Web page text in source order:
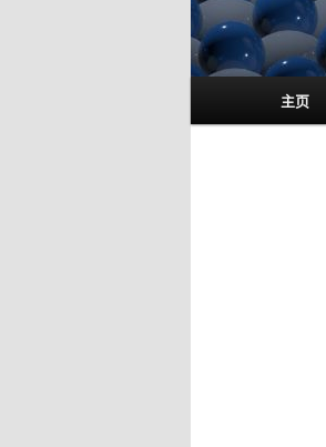
主页